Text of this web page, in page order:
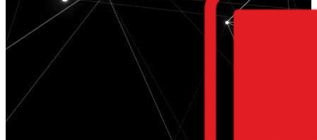
навигации
содержимому